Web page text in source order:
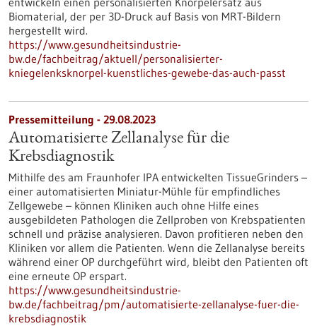
Biomaterial, der per 3D-Druck auf Basis von MRT-Bildern
hergestellt wird.
https://www.gesundheitsindustrie-
bw.de/fachbeitrag/aktuell/personalisierter-
kniegelenksknorpel-kuenstliches-gewebe-das-auch-passt
Pressemitteilung - 29.08.2023
Automatisierte Zellanalyse für die
Krebsdiagnostik
Mithilfe des am Fraunhofer IPA entwickelten TissueGrinders –
einer automatisierten Miniatur-Mühle für empfindliches
Zellgewebe – können Kliniken auch ohne Hilfe eines
ausgebildeten Pathologen die Zellproben von Krebspatienten
schnell und präzise analysieren. Davon profitieren neben den
Kliniken vor allem die Patienten. Wenn die Zellanalyse bereits
während einer OP durchgeführt wird, bleibt den Patienten oft
eine erneute OP erspart.
https://www.gesundheitsindustrie-
bw.de/fachbeitrag/pm/automatisierte-zellanalyse-fuer-die-
krebsdiagnostik